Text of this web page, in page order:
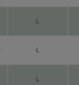
L
L
L